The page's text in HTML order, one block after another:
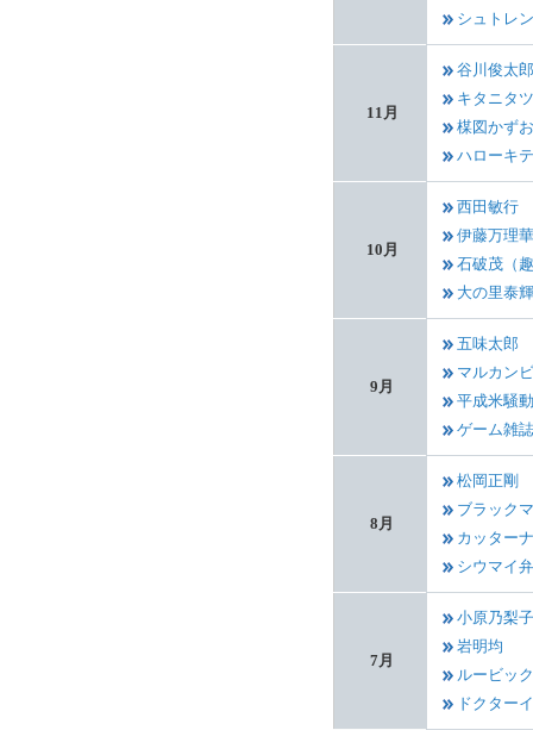
シュトレ
11月
谷川俊太郎
キタニタ
楳図かずお
ハローキ
10月
西田敏行
伊藤万理華
石破茂（
大の里泰輝
9月
五味太郎
マルカン
平成米騒動
ゲーム雑誌
8月
松岡正剛
ブラック
カッター
シウマイ
7月
小原乃梨子
岩明均
ルービッ
ドクター